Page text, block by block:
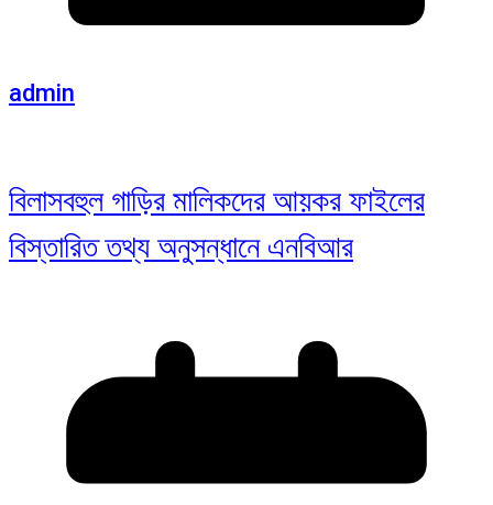
admin
বিলাসবহুল গাড়ির মালিকদের আয়কর ফাইলের
বিস্তারিত তথ্য অনুসন্ধানে এনবিআর